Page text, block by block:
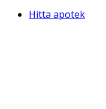
Hitta apotek